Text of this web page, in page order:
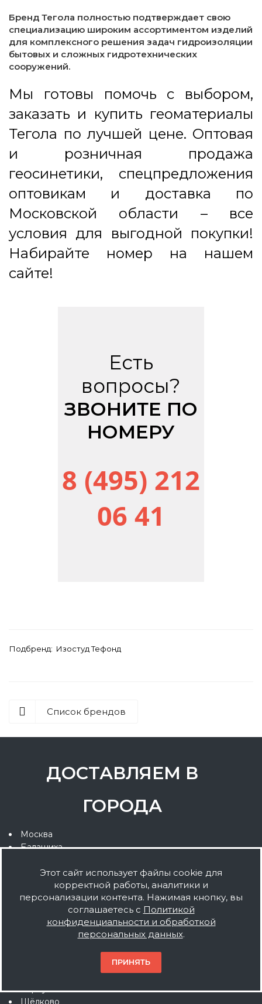
Бренд Тегола полностью подтверждает свою
специализацию широким ассортиментом изделий
для комплексного решения задач гидроизоляции
бытовых и сложных гидротехнических
сооружений.
Мы готовы помочь с выбором,
заказать и купить геоматериалы
Тегола по лучшей цене. Оптовая
и розничная продажа
геосинетики, спецпредложения
оптовикам и доставка по
Московской области – все
условия для выгодной покупки!
Набирайте номер на нашем
сайте!
Есть
вопросы?
ЗВОНИТЕ ПО
НОМЕРУ
8 (495) 212
06 41
Подбренд: Изостуд Тефонд
Список брендов
ДОСТАВЛЯЕМ В
ГОРОДА
Москва
Балашиха
Химки
Королёв
Мытищи
Красногорск
Электросталь
Серпухов
Щёлково
Этот сайт использует файлы cookie для
корректной работы, аналитики и
персонализации контента. Нажимая кнопку, вы
соглашаетесь с Политикой
конфиденциальности и обработкой
персональных данных.
ПРИНЯТЬ